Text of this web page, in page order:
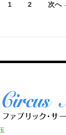
1 2 次へ